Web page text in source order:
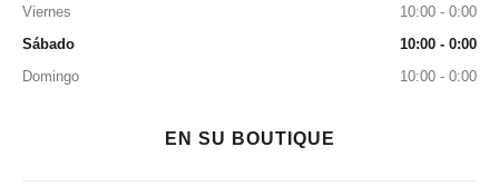
Viernes
10:00 - 0:00
Sábado
10:00 - 0:00
Domingo
10:00 - 0:00
EN SU BOUTIQUE